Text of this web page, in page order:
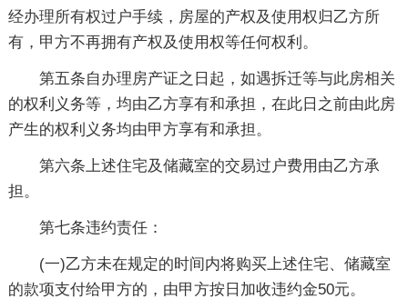
经办理所有权过户手续，房屋的产权及使用权归乙方所
有，甲方不再拥有产权及使用权等任何权利。
第五条自办理房产证之日起，如遇拆迁等与此房相关
的权利义务等，均由乙方享有和承担，在此日之前由此房
产生的权利义务均由甲方享有和承担。
第六条上述住宅及储藏室的交易过户费用由乙方承
担。
第七条违约责任：
(一)乙方未在规定的时间内将购买上述住宅、储藏室
的款项支付给甲方的，由甲方按日加收违约金50元。